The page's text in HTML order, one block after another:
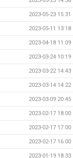
2023-05-23 15:31
2023-05-11 13:18
2023-04-18 11:09
2023-03-24 10:19
2023-03-22 14:43
2023-03-14 14:22
2023-03-09 20:45
2023-02-17 18:00
2023-02-17 17:00
2023-02-17 16:00
2023-01-19 18:33